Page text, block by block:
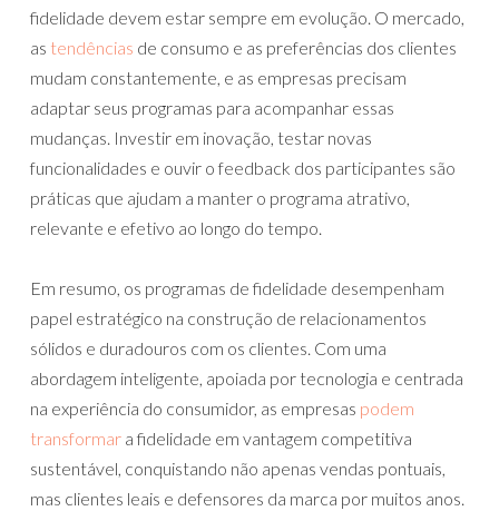
fidelidade devem estar sempre em evolução. O mercado,
as tendências de consumo e as preferências dos clientes
mudam constantemente, e as empresas precisam
adaptar seus programas para acompanhar essas
mudanças. Investir em inovação, testar novas
funcionalidades e ouvir o feedback dos participantes são
práticas que ajudam a manter o programa atrativo,
relevante e efetivo ao longo do tempo.
Em resumo, os programas de fidelidade desempenham
papel estratégico na construção de relacionamentos
sólidos e duradouros com os clientes. Com uma
abordagem inteligente, apoiada por tecnologia e centrada
na experiência do consumidor, as empresas podem
transformar a fidelidade em vantagem competitiva
sustentável, conquistando não apenas vendas pontuais,
mas clientes leais e defensores da marca por muitos anos.